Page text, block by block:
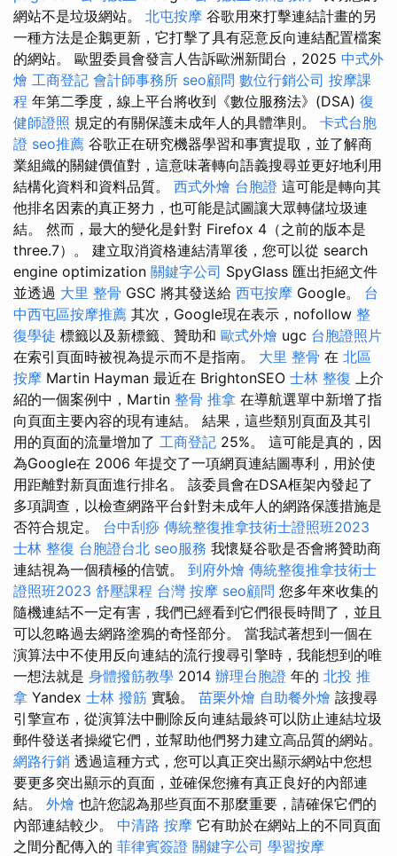
網站不是垃圾網站。 北屯按摩 谷歌用來打擊連結計畫的另
一種方法是企鵝更新，它打擊了具有惡意反向連結配置檔案
的網站。 歐盟委員會發言人告訴歐洲新聞台，2025 中式外
燴 工商登記 會計師事務所 seo顧問 數位行銷公司 按摩課
程 年第二季度，線上平台將收到《數位服務法》(DSA) 復
健師證照 規定的有關保護未成年人的具體準則。 卡式台胞
證 seo推薦 谷歌正在研究機器學習和事實提取，並了解商
業組織的關鍵價值對，這意味著轉向語義搜尋並更好地利用
結構化資料和資料品質。 西式外燴 台胞證 這可能是轉向其
他排名因素的真正努力，也可能是試圖讓大眾轉儲垃圾連
結。 然而，最大的變化是針對 Firefox 4（之前的版本是
three.7）。 建立取消資格連結清單後，您可以從 search
engine optimization 關鍵字公司 SpyGlass 匯出拒絕文件
並透過 大里 整骨 GSC 將其發送給 西屯按摩 Google。 台
中西屯區按摩推薦 其次，Google現在表示，nofollow 整
復學徒 標籤以及新標籤、贊助和 歐式外燴 ugc 台胞證照片
在索引頁面時被視為提示而不是指南。 大里 整骨 在 北區
按摩 Martin Hayman 最近在 BrightonSEO 士林 整復 上介
紹的一個案例中，Martin 整骨 推拿 在導航選單中新增了指
向頁面主要內容的現有連結。 結果，這些類別頁面及其引
用的頁面的流量增加了 工商登記 25%。 這可能是真的，因
為Google在 2006 年提交了一項網頁連結圖專利，用於使
用距離對新頁面進行排名。 該委員會在DSA框架內發起了
多項調查，以檢查網路平台針對未成年人的網路保護措施是
否符合規定。 台中刮痧 傳統整復推拿技術士證照班2023
士林 整復 台胞證台北 seo服務 我懷疑谷歌是否會將贊助商
連結視為一個積極的信號。 到府外燴 傳統整復推拿技術士
證照班2023 舒壓課程 台灣 按摩 seo顧問 您多年來收集的
隨機連結不一定有害，我們已經看到它們很長時間了，並且
可以忽略過去網路塗鴉的奇怪部分。 當我試著想到一個在
演算法中不使用反向連結的流行搜尋引擎時，我能想到的唯
一想法就是 身體撥筋教學 2014 辦理台胞證 年的 北投 推
拿 Yandex 士林 撥筋 實驗。 苗栗外燴 自助餐外燴 該搜尋
引擎宣布，從演算法中刪除反向連結最終可以防止連結垃圾
郵件發送者操縱它們，並幫助他們努力建立高品質的網站。
網路行銷 透過這種方式，您可以真正突出顯示網站中您想
要更多突出顯示的頁面，並確保您擁有真正良好的內部連
結。 外燴 也許您認為那些頁面不那麼重要，請確保它們的
內部連結較少。 中清路 按摩 它有助於在網站上的不同頁面
之間分配傳入的 菲律賓簽證 關鍵字公司 學習按摩